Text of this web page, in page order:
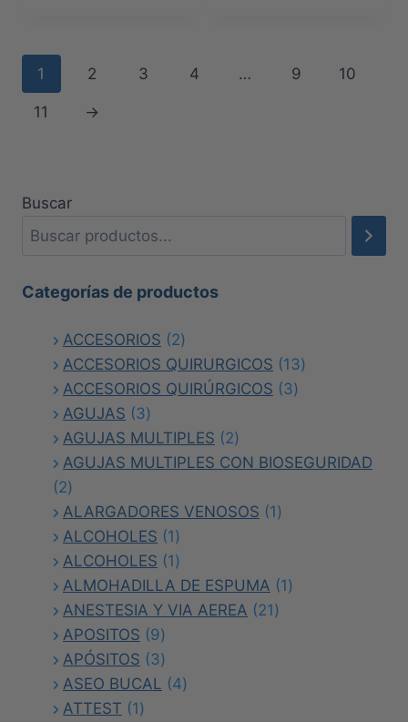
múltiples
elegir
página
producto
múltiples
1 2 3 4 … 9 10
11 →
Buscar
Categorías de productos
ACCESORIOS 22
productos
ACCESORIOS QUIRURGICOS 1313
ACCESORIOS QUIRÚRGICOS 33
AGUJAS 33
productos
AGUJAS MULTIPLES 22
productos
AGUJAS MULTIPLES CON BIOSEGURIDAD
22
productos
ALARGADORES VENOSOS 11
ALCOHOLES 11
producto
ALCOHOLES 11
producto
ALMOHADILLA DE ESPUMA 11
ANESTESIA Y VIA AEREA 2121
APOSITOS 99
productos
APÓSITOS 33
productos
ASEO BUCAL 44
ATTEST 11